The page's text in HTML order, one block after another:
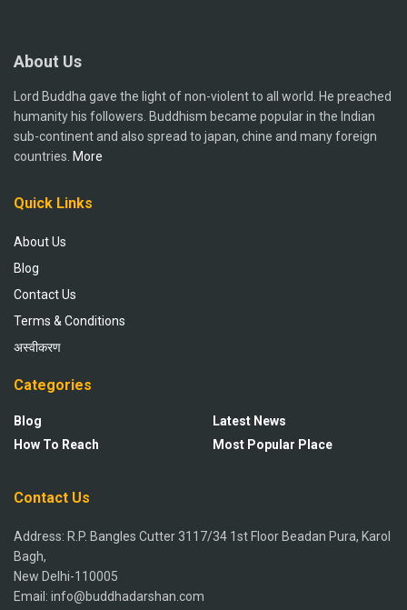
About Us
Lord Buddha gave the light of non-violent to all world. He preached
humanity his followers. Buddhism became popular in the Indian
sub-continent and also spread to japan, chine and many foreign
countries. More
Quick Links
About Us
Blog
Contact Us
Terms & Conditions
अस्वीकरण
Categories
Blog
How To Reach
Latest News
Most Popular Place
Contact Us
Address: R.P. Bangles Cutter 3117/34 1st Floor Beadan Pura, Karol
Bagh,
New Delhi-110005
Email: info@buddhadarshan.com